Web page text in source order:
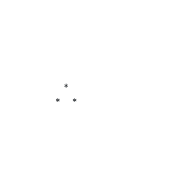
*
* *